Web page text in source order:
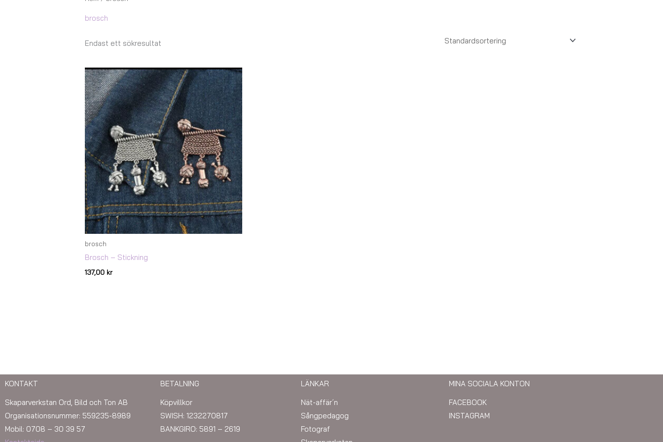
brosch
Endast ett sökresultat
brosch
Brosch – Stickning
137,00 kr
KONTAKT
Skaparverkstan Ord, Bild och Ton AB
Organisationsnummer: 559235-8989
Mobil: 0708 – 30 39 57
BETALNING
Köpvillkor
SWISH: 1232270817
BANKGIRO: 5891 – 2619
LÄNKAR
Nät-affär´n
Sångpedagog
Fotograf
MINA SOCIALA KONTON
FACEBOOK
INSTAGRAM